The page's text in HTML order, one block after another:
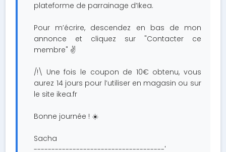
plateforme de parrainage d’Ikea.
Pour m’écrire, descendez en bas de mon
annonce et cliquez sur "Contacter ce
membre" ✌️
/!\ Une fois le coupon de 10€ obtenu, vous
aurez 14 jours pour l’utiliser en magasin ou sur
le site ikea.fr
Bonne journée ! ☀️
Sacha
-------------------------------------'